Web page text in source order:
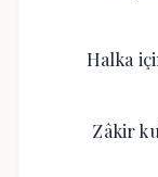
Halka
Zâkir